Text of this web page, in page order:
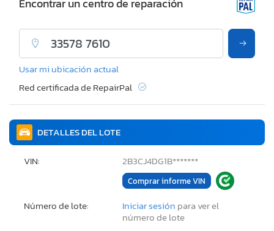
DETALLES DEL LOTE
VIN: 2B3CJ4DG1B*******
Comprar informe VIN
Número de lote: Iniciar sesión para ver el
número de lote
Encontrar un centro de reparación
Usar mi ubicación actual
Red certificada de RepairPal